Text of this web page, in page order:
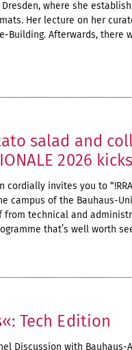
where she
Her lecture on her
Building. Afterwards, there
salad and
2026
invites you to
campus of the Bauhaus-
from technical and
that’s well worth
Tech Edition
Discussion with Bauhaus-